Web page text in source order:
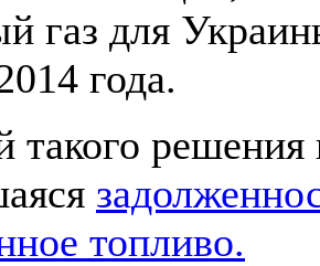
газ для
года.
такого решения
топливо.